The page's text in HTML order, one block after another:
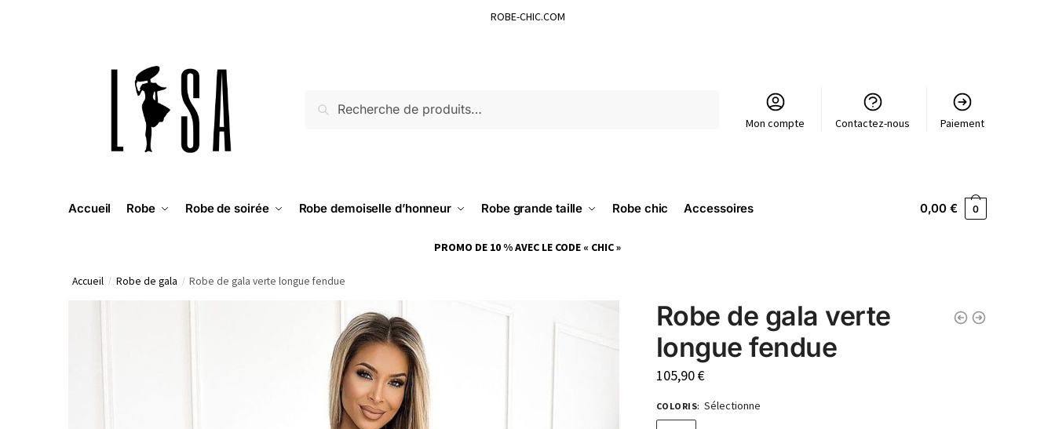
ROBE-CHIC.COM
RECHERCHE
Mon compte Contactez-nous Paiement
Accueil Robe Robe de soirée Robe demoiselle d’honneur Robe grande taille Robe chic Accessoires 0,00€ 0
PROMO DE 10 % AVEC LE CODE « CHIC »
Accueil / Robe de gala / Robe de gala verte longue fendue
Robe de gala verte
longue fendue
105,90€
COLORIS: Sélectionne